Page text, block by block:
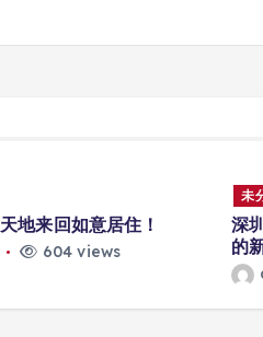
地来回如意居住！
604 views
未
深
的